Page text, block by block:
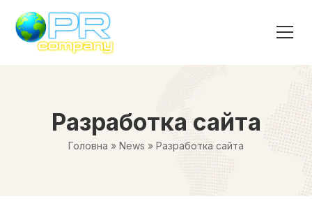
Разработка сайта
Головна » News » Разработка сайта